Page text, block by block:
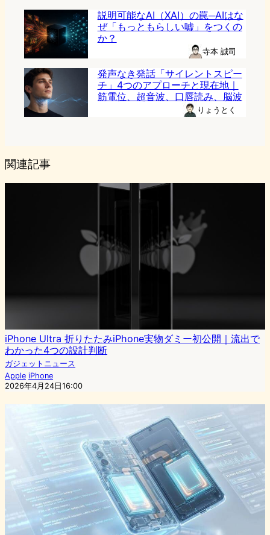
説明可能なAI（XAI）の罠─AIはな
ぜ「もっともらしい嘘」をつくの
か？
寺本 誠司
発声なき発話「サイレントスピー
チ」4つのアプローチと現在地｜
筋電位、超音波、口唇読み、脳波
りょうとく
関連記事
iPhone Ultra 折りたたみiPhone実物ダミー初公開｜流出で
わかった4つの設計判断
ガジェットニュース
Apple iPhone
2026年4月24日16:00